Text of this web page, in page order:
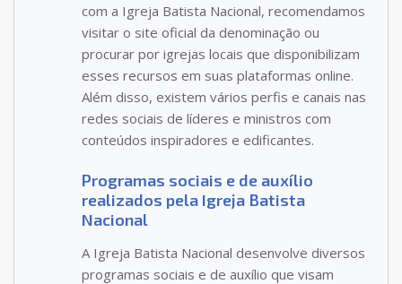
com a Igreja Batista Nacional, recomendamos
visitar o site oficial da denominação ou
procurar por igrejas locais que disponibilizam
esses recursos em suas plataformas online.
Além disso, existem vários perfis e canais nas
redes sociais de líderes e ministros com
conteúdos inspiradores e edificantes.
Programas sociais e de auxílio
realizados pela Igreja Batista
Nacional
A Igreja Batista Nacional desenvolve diversos
programas sociais e de auxílio que visam